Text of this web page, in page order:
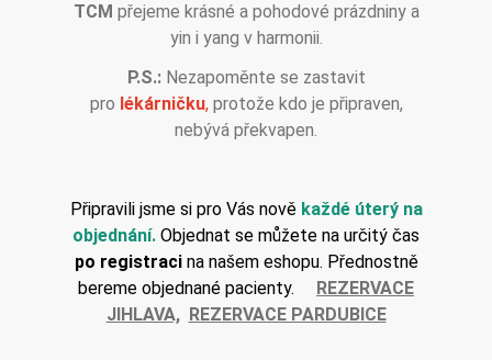
TCM přejeme krásné a pohodové prázdniny a
yin i yang v harmonii.
P.S.: Nezapoměnte se zastavit
pro lékárničku,protože kdo je připraven,
nebývá překvapen.
Připravili jsme si pro Vás nově každé úterý na
objednání. Objednat se můžete na určitý čas
po registraci na našem eshopu. Přednostně
bereme objednané pacienty.
REZERVACE
JIHLAVA,
REZERVACE PARDUBICE